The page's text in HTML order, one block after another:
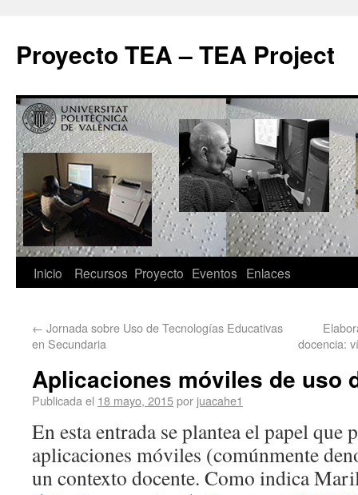
Proyecto TEA – TEA Project
Inicio Recursos Proyecto Eventos Enlaces
← Jornada sobre Uso de Tecnologías Educativas
en Secundaria
docencia:
Aplicaciones móviles de uso
Publicada el 18 mayo, 2015por juacahe1
En esta entrada se plantea el papel que
aplicaciones móviles (comúnmente
un contexto docente. Como indica